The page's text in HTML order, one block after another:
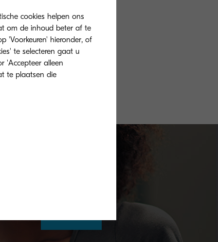
cookies helpen ons
om de inhoud beter af te
'Voorkeuren' hieronder, of
te selecteren gaat u
'Accepteer alleen
te plaatsen die